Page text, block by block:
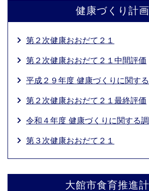
健康づくり計画
第２次健康おおだて２１
第２次健康おおだて２１中間評価
平成２９年度 健康づくりに関す
第２次健康おおだて２１最終評価
令和４年度 健康づくりに関する
第３次健康おおだて２１
大館市食育推進